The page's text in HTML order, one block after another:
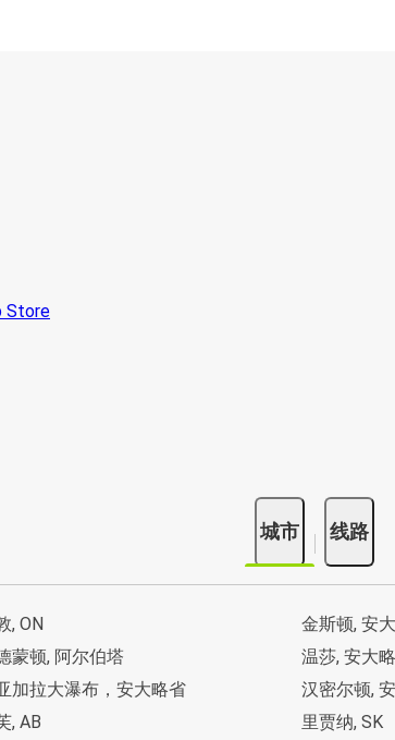
城市 线路
, ON
蒙顿, 阿尔伯塔
加拉大瀑布，安大略省
, AB
金斯顿, 安
温莎, 安大
汉密尔顿,
里贾纳, SK